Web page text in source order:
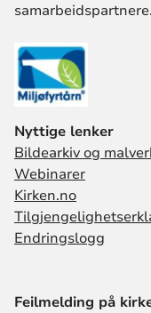
Nyttige lenker
Bildearkiv og
Webinarer
Kirken.no
Endringslogg
Feilmelding på